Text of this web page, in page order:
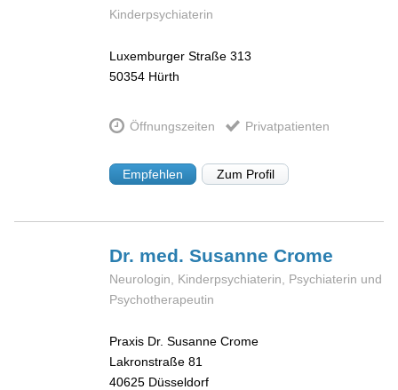
Kinderpsychiaterin
Luxemburger Straße 313
50354 Hürth
Öffnungszeiten Privatpatienten
Empfehlen Zum Profil
Dr. med. SusanneCrome
Neurologin, Kinderpsychiaterin, Psychiaterin und
Psychotherapeutin
Praxis Dr. Susanne Crome
Lakronstraße 81
40625 Düsseldorf